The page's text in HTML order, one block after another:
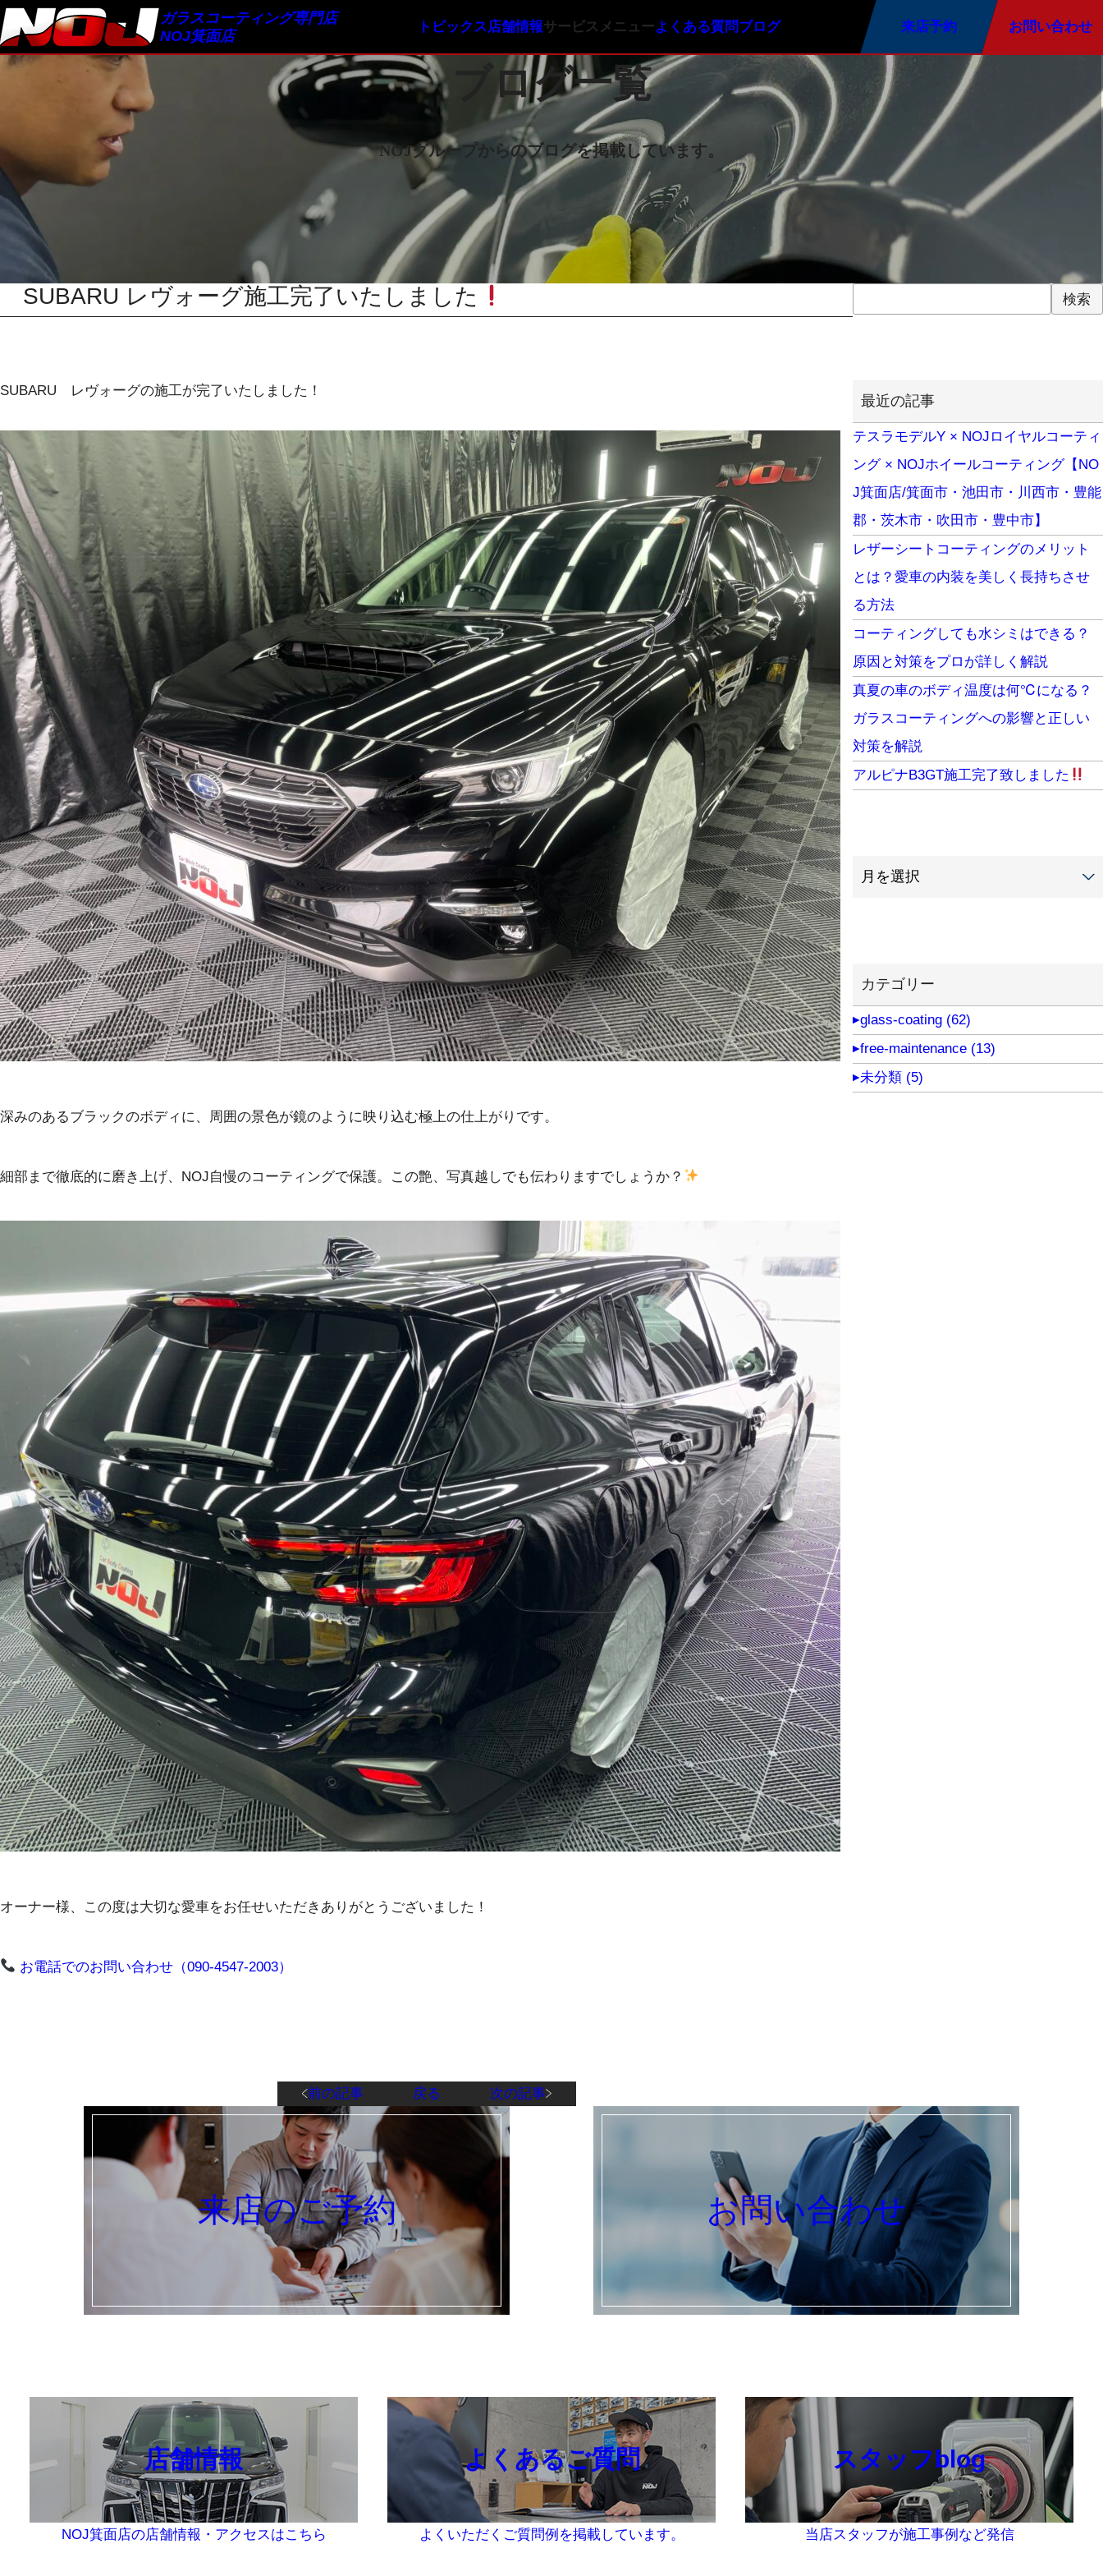
内
容
を
ガラスコーティング専門店
NOJ箕面店
トピックス店舗情報サービスメニュー
Service Menu
サービスメニュー
ガラスコーティング
NOJオリジナルコーティング
NOJロイヤルコーティング
NOJセラミックコーティング
オプションメニュー
ウインドガラス撥水
カーフィルム施工
手洗い洗車
メンテナンス
無料メンテナンスサービス
よくある質問ブログ 来店予約 お問い合わせ
ブログ一覧
NOJグループからのブログを掲載しています。
SUBARU レヴォーグ施工完了いたしました
SUBARU レヴォーグの施工が完了いたしました！
深みのあるブラックのボディに、周囲の景色が鏡のように映り込む極上の仕上がりです。
細部まで徹底的に磨き上げ、NOJ自慢のコーティングで保護。この艶、写真越しでも伝わりますでしょうか？
​オーナー様、この度は大切な愛車をお任せいただきありがとうございました！
お電話でのお問い合わせ（090-4547-2003）
前の記事 戻る 次の記事
検索
最近の記事
テスラモデルY × NOJロイヤルコーティ
ング × NOJホイールコーティング【NO
J箕面店/箕面市・池田市・川西市・豊能
郡・茨木市・吹田市・豊中市】
レザーシートコーティングのメリット
とは？愛車の内装を美しく長持ちさせ
る方法
コーティングしても水シミはできる？
原因と対策をプロが詳しく解説
真夏の車のボディ温度は何℃になる？
ガラスコーティングへの影響と正しい
対策を解説
アルピナB3GT施工完了致しました
カテゴリー
glass-coating (62)
free-maintenance (13)
未分類 (5)
来店のご予約 お問い合わせ
店舗情報
NOJ箕面店の店舗情報・アクセスはこちら
よくあるご質問
よくいただくご質問例を掲載しています。
スタッフblog
当店スタッフが施工事例など発信